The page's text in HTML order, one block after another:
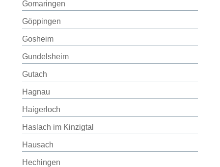
Gomaringen
Göppingen
Gosheim
Gundelsheim
Gutach
Hagnau
Haigerloch
Haslach im Kinzigtal
Hausach
Hechingen